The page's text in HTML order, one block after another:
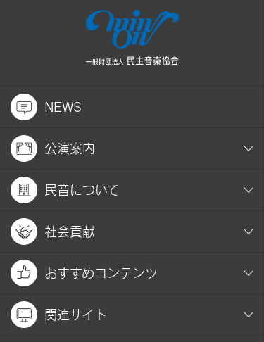
NEWS
公演案内
民音について
社会貢献
おすすめコンテンツ
関連サイト